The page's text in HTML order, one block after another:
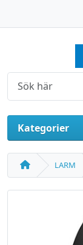
Kategorier
LARM